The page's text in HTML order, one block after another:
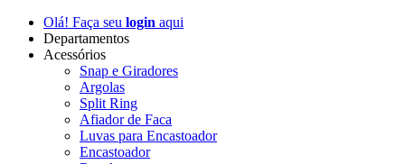
Olá! Faça seu login aqui
Departamentos
Acessórios
Snap e Giradores
Argolas
Split Ring
Afiador de Faca
Luvas para Encastoador
Encastoador